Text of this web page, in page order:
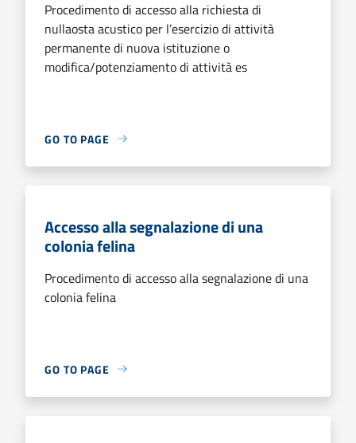
Procedimento di accesso alla richiesta di
nullaosta acustico per l’esercizio di attività
permanente di nuova istituzione o
modifica/potenziamento di attività es
GO TO PAGE
Accesso alla segnalazione di una
colonia felina
Procedimento di accesso alla segnalazione di una
colonia felina
GO TO PAGE